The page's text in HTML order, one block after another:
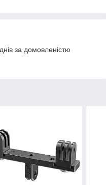
за домовленістю